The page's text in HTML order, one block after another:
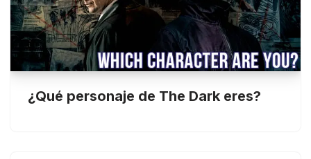
¿Qué personaje de The Dark eres?